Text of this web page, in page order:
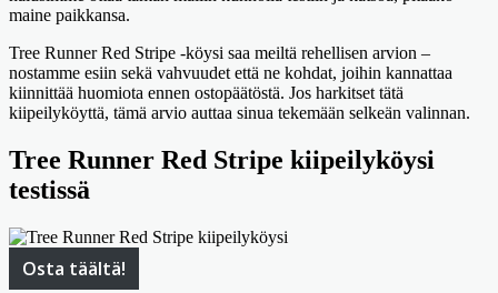
maine paikkansa.
Tree Runner Red Stripe -köysi saa meiltä rehellisen arvion –
nostamme esiin sekä vahvuudet että ne kohdat, joihin kannattaa
kiinnittää huomiota ennen ostopäätöstä. Jos harkitset tätä
kiipeilyköyttä, tämä arvio auttaa sinua tekemään selkeän valinnan.
Tree Runner Red Stripe kiipeilyköysi
testissä
Osta täältä!